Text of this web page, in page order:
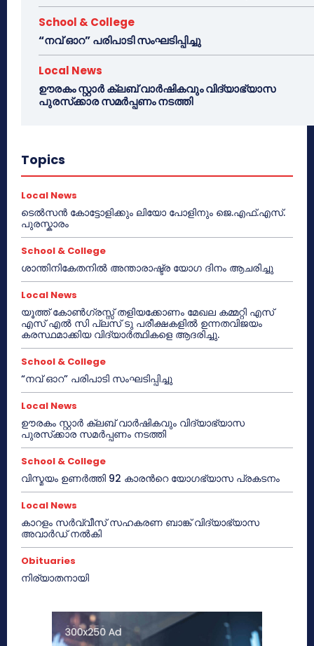
School & College
“നവ് ഓറ” പരിപാടി സംഘടിപ്പിച്ചു
Local News
ഊരകം സ്റ്റാർ ക്ലബ് വാർഷികവും വിദ്യാഭ്യാസ
പുരസ്‌ക്കാര സമർപ്പണം നടത്തി
Topics
Local News
ടെൽസൻ കോട്ടോളിക്കും ലിയോ പോളിനും ജെ.എഫ്.എസ്.
പുരസ്കാരം
School & College
ശാന്തിനികേതനിൽ അന്താരാഷ്ട്ര യോഗ ദിനം ആചരിച്ചു
Local News
യൂത്ത് കോൺഗ്രസ്സ് തളിയക്കോണം മേഖല കമ്മറ്റി എസ്
എസ് എൽ സി പ്ലസ് ടു പരീക്ഷകളിൽ ഉന്നതവിജയം
കരസ്ഥമാക്കിയ വിദ്യാർത്ഥികളെ ആദരിച്ചു.
School & College
“നവ് ഓറ” പരിപാടി സംഘടിപ്പിച്ചു
Local News
ഊരകം സ്റ്റാർ ക്ലബ് വാർഷികവും വിദ്യാഭ്യാസ
പുരസ്‌ക്കാര സമർപ്പണം നടത്തി
School & College
വിസ്മയം ഉണർത്തി 92 കാരൻറെ യോഗഭ്യാസ പ്രകടനം
Local News
കാറളം സർവ്വീസ് സഹകരണ ബാങ്ക് വിദ്യാഭ്യാസ
അവാർഡ് നൽകി
Obituaries
നിര്യാതനായി